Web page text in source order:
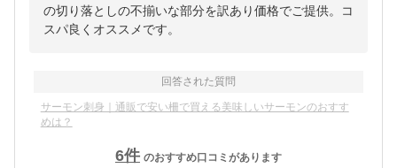
の切り落としの不揃いな部分を訳あり価格でご提供。コ
スパ良くオススメです。
回答された質問
サーモン刺身｜通販で安い柵で買える美味しいサーモンのおすす
めは？
6件 のおすすめ口コミがあります